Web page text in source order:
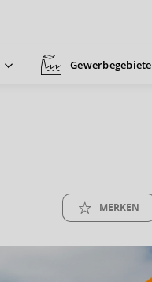
Gewerbegebiete
MERKEN